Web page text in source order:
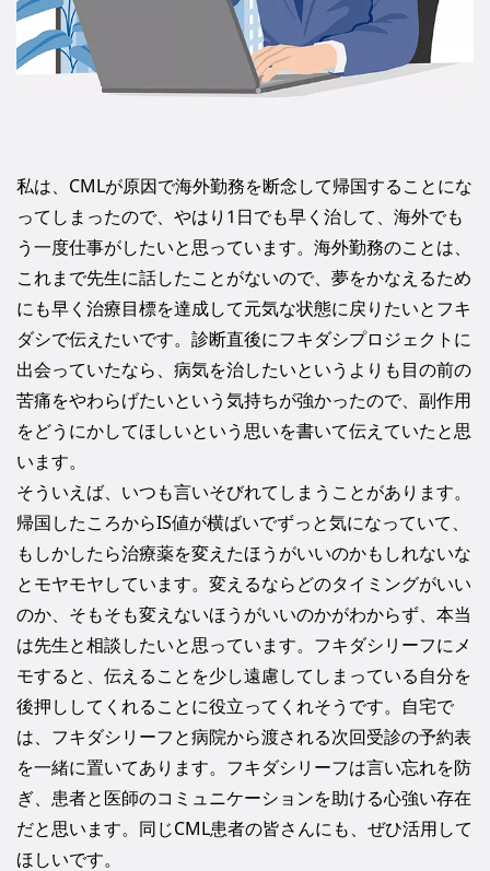
私は、CMLが原因で海外勤務を断念して帰国することにな
ってしまったので、やはり1日でも早く治して、海外でも
う一度仕事がしたいと思っています。海外勤務のことは、
これまで先生に話したことがないので、夢をかなえるため
にも早く治療目標を達成して元気な状態に戻りたいとフキ
ダシで伝えたいです。診断直後にフキダシプロジェクトに
出会っていたなら、病気を治したいというよりも目の前の
苦痛をやわらげたいという気持ちが強かったので、副作用
をどうにかしてほしいという思いを書いて伝えていたと思
います。
そういえば、いつも言いそびれてしまうことがあります。
帰国したころからIS値が横ばいでずっと気になっていて、
もしかしたら治療薬を変えたほうがいいのかもしれないな
とモヤモヤしています。変えるならどのタイミングがいい
のか、そもそも変えないほうがいいのかがわからず、本当
は先生と相談したいと思っています。フキダシリーフにメ
モすると、伝えることを少し遠慮してしまっている自分を
後押ししてくれることに役立ってくれそうです。自宅で
は、フキダシリーフと病院から渡される次回受診の予約表
を一緒に置いてあります。フキダシリーフは言い忘れを防
ぎ、患者と医師のコミュニケーションを助ける心強い存在
だと思います。同じCML患者の皆さんにも、ぜひ活用して
ほしいです。